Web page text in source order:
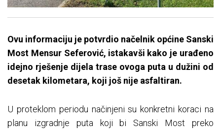
Ovu informaciju je potvrdio načelnik općine Sanski
Most Mensur Seferović, istakavši kako je urađeno
idejno rješenje dijela trase ovoga puta u dužini od
desetak kilometara, koji još nije asfaltiran.
U proteklom periodu načinjeni su konkretni koraci na
planu izgradnje puta koji bi Sanski Most preko